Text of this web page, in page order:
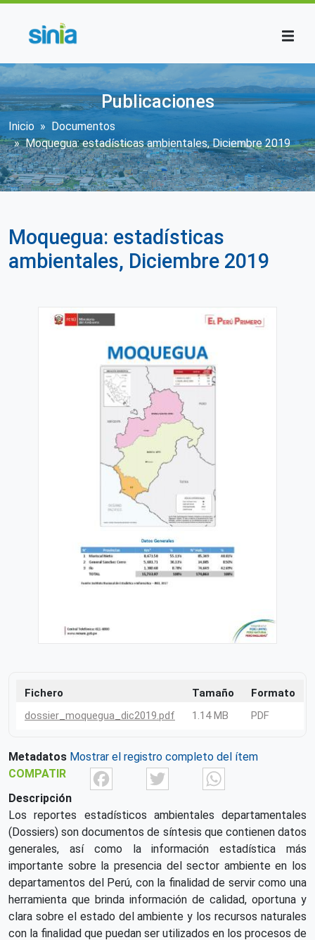
Publicaciones
Sobrescribir enlaces de ayuda a la
Inicio
Documentos
Moquegua: estadísticas ambientales, Diciembre 2019
Moquegua: estadísticas
ambientales, Diciembre 2019
Fichero Tamaño
Formato
dossier_moquegua_dic2019.pdf
1.14 MB PDF
Metadatos Mostrar el registro completo del ítem
COMPATIR
FacebookTwitter
Descripción
Los reportes estadísticos ambientales departamentales
(Dossiers) son documentos de síntesis que contienen datos
generales, así como la información estadística más
importante sobre la presencia del sector ambiente en los
departamentos del Perú, con la finalidad de servir como una
herramienta que brinda información de calidad, oportuna y
clara sobre el estado del ambiente y los recursos naturales
con la finalidad que puedan ser utilizados en los procesos de